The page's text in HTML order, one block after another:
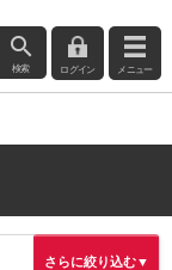
検索 ログイン メニュー
さらに絞り込む▼